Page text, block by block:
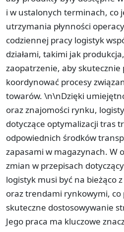
i w ustalonych terminach, co
utrzymania płynności
codziennej pracy logistyk
działami, takimi jak
zaopatrzenie, aby skutecznie
koordynować procesy
towarów. \n\nDzięki
oraz znajomości rynku,
dotyczące optymalizacji tras
odpowiednich środków
zapasami w magazynach. W
zmian w przepisach
logistyk musi być na bieżąco
oraz trendami rynkowymi, co
skuteczne dostosowywanie
Jego praca ma kluczowe